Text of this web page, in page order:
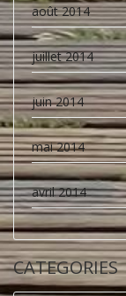
août 2014
juillet 2014
juin 2014
mai 2014
avril 2014
CATEGORIES